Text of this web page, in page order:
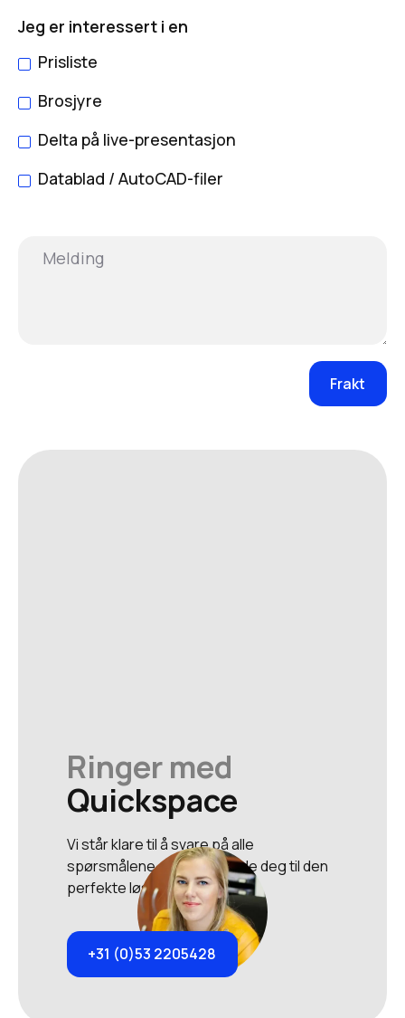
Jeg er interessert i en
Prisliste
Brosjyre
Delta på live-presentasjon
Datablad / AutoCAD-filer
Ringer med
Quickspace
Vi står klare til å svare på alle
spørsmålene dine og veilede deg til den
perfekte løsningen.
+31 (0)53 2205428